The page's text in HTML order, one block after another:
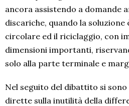
ancora assistendo a domande
discariche, quando la soluzione
circolare ed il riciclaggio, con
dimensioni importanti,
solo alla parte terminale e
Nel seguito del dibattito si
dirette sulla inutilità della